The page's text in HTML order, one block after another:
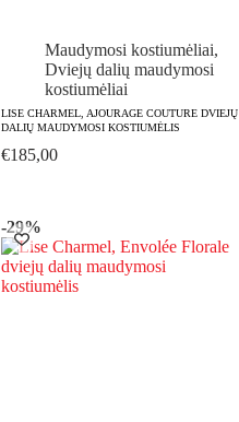
Maudymosi kostiumėliai,
Dviejų dalių maudymosi
kostiumėliai
LISE CHARMEL, AJOURAGE COUTURE DVIEJŲ
DALIŲ MAUDYMOSI KOSTIUMĖLIS
€185,00
-29%